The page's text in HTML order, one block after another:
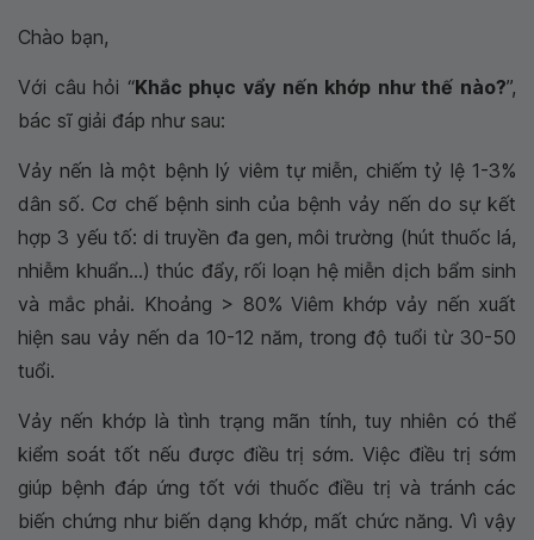
Chào bạn,
Với câu hỏi “Khắc phục vẩy nến khớp như thế nào?”,
bác sĩ giải đáp như sau:
Vảy nến là một bệnh lý viêm tự miễn, chiếm tỷ lệ 1-3%
dân số. Cơ chế bệnh sinh của bệnh vảy nến do sự kết
hợp 3 yếu tố: di truyền đa gen, môi trường (hút thuốc lá,
nhiễm khuẩn...) thúc đẩy, rối loạn hệ miễn dịch bẩm sinh
và mắc phải. Khoảng > 80% Viêm khớp vảy nến xuất
hiện sau vảy nến da 10-12 năm, trong độ tuổi từ 30-50
tuổi.
Vảy nến khớp là tình trạng mãn tính, tuy nhiên có thể
kiểm soát tốt nếu được điều trị sớm. Việc điều trị sớm
giúp bệnh đáp ứng tốt với thuốc điều trị và tránh các
biến chứng như biến dạng khớp, mất chức năng. Vì vậy